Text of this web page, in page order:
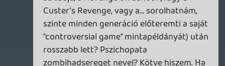
En nem lattam a Hatred videot ugyan, de a
leiras alapjan nekem a nagyszeru Manhunt
cimu remekmu jutott eszembe, en mar
azokat is halalra csapattam volna egy
szaros papuccsal akik azt csinaltak,
valoszinu itt sem jutnek masra.